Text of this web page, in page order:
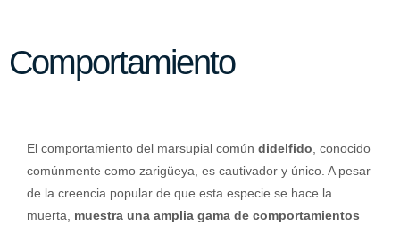
Comportamiento
El comportamiento del marsupial común didelfido , conocido
comúnmente como zarigüeya, es cautivador y único. A pesar
de la creencia popular de que esta especie se hace la
muerta,
muestra una amplia gama de comportamientos